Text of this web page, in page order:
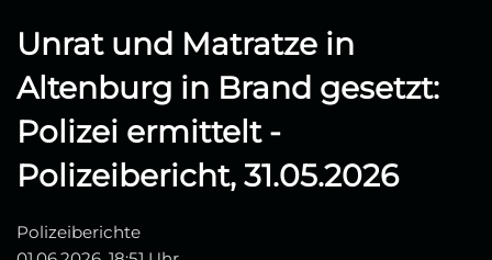
Unrat und Matratze in
Altenburg in Brand gesetzt:
Polizei ermittelt -
Polizeibericht, 31.05.2026
Polizeiberichte